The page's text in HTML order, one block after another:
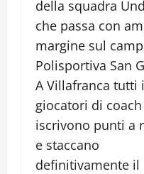
della squadra
che passa con
margine sul
Polisportiva San
A Villafranca tutti i
giocatori di coach
iscrivono punti a
e staccano
definitivamente il